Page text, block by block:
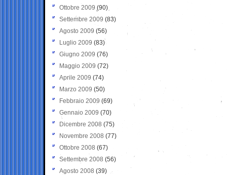
Ottobre 2009 (90)
Settembre 2009 (83)
Agosto 2009 (56)
Luglio 2009 (83)
Giugno 2009 (76)
Maggio 2009 (72)
Aprile 2009 (74)
Marzo 2009 (50)
Febbraio 2009 (69)
Gennaio 2009 (70)
Dicembre 2008 (75)
Novembre 2008 (77)
Ottobre 2008 (67)
Settembre 2008 (56)
Agosto 2008 (39)